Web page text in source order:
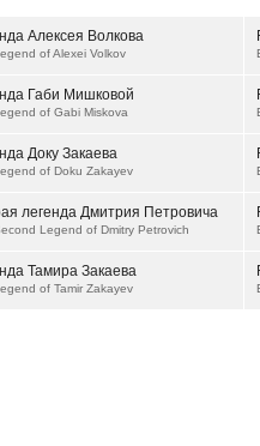
Алексея Волкова
of Alexei Volkov
Габи Мишковой
of Gabi Miskova
Доку Закаева
of Doku Zakayev
легенда Дмитрия Петровича
Legend of Dmitry Petrovich
Тамира Закаева
of Tamir Zakayev